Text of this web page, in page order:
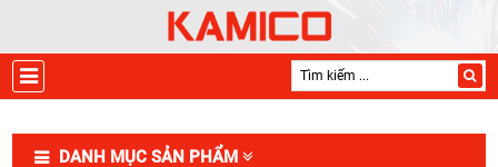
DANH MỤC SẢN PHẨM